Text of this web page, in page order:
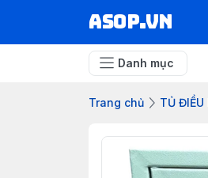
asop.vn
Danh mục
Trang chủ TỦ ĐIỀU